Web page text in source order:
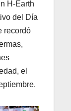
H-Earth
del Día
recordó
el